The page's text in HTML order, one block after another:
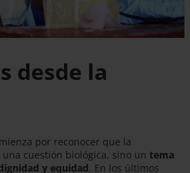
desde la
por reconocer que la
cuestión biológica, sino un tema
y equidad. En los últimos